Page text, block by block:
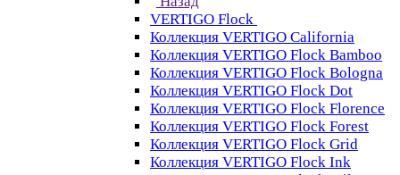
VERTIGO Flock
Коллекция VERTIGO California
Коллекция VERTIGO Flock Bamboo
Коллекция VERTIGO Flock Bologna
Коллекция VERTIGO Flock Dot
Коллекция VERTIGO Flock Florence
Коллекция VERTIGO Flock Forest
Коллекция VERTIGO Flock Grid
Коллекция VERTIGO Flock Ink